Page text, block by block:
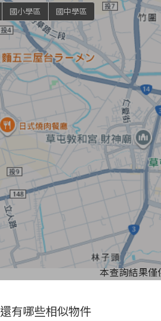
國小學區 國中學區
本查詢結果僅
還有哪些相似物件